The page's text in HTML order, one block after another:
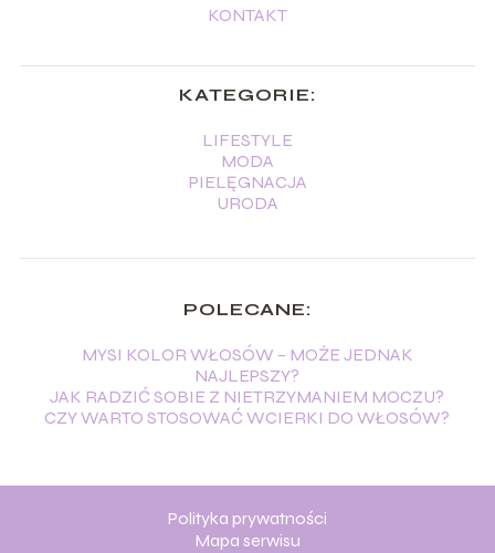
KONTAKT
KATEGORIE:
LIFESTYLE
MODA
PIELĘGNACJA
URODA
POLECANE:
MYSI KOLOR WŁOSÓW – MOŻE JEDNAK
NAJLEPSZY?
JAK RADZIĆ SOBIE Z NIETRZYMANIEM MOCZU?
CZY WARTO STOSOWAĆ WCIERKI DO WŁOSÓW?
Polityka prywatności
Mapa serwisu